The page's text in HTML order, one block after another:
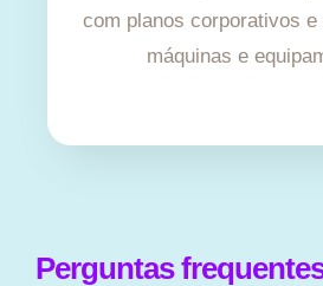
com planos corporativos
máquinas e
Perguntas